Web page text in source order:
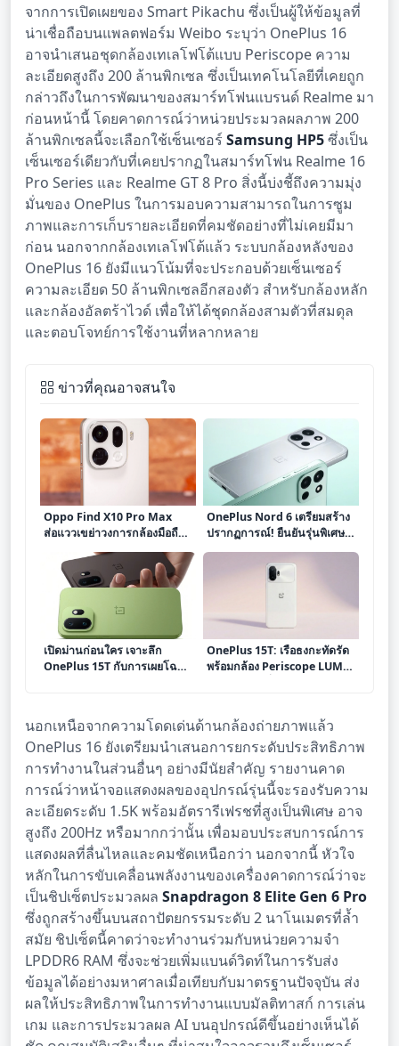
จากการเปิดเผยของ Smart Pikachu ซึ่งเป็นผู้ให้ข้อมูลที่
น่าเชื่อถือบนแพลตฟอร์ม Weibo ระบุว่า OnePlus 16
อาจนำเสนอชุดกล้องเทเลโฟโต้แบบ Periscope ความ
ละเอียดสูงถึง 200 ล้านพิกเซล ซึ่งเป็นเทคโนโลยีที่เคยถูก
กล่าวถึงในการพัฒนาของสมาร์ทโฟนแบรนด์ Realme มา
ก่อนหน้านี้ โดยคาดการณ์ว่าหน่วยประมวลผลภาพ 200
ล้านพิกเซลนี้จะเลือกใช้เซ็นเซอร์ Samsung HP5ซึ่งเป็น
เซ็นเซอร์เดียวกับที่เคยปรากฏในสมาร์ทโฟน Realme 16
Pro Series และ Realme GT 8 Pro สิ่งนี้บ่งชี้ถึงความมุ่ง
มั่นของ OnePlus ในการมอบความสามารถในการซูม
ภาพและการเก็บรายละเอียดที่คมชัดอย่างที่ไม่เคยมีมา
ก่อน นอกจากกล้องเทเลโฟโต้แล้ว ระบบกล้องหลังของ
OnePlus 16 ยังมีแนวโน้มที่จะประกอบด้วยเซ็นเซอร์
ความละเอียด 50 ล้านพิกเซลอีกสองตัว สำหรับกล้องหลัก
และกล้องอัลตร้าไวด์ เพื่อให้ได้ชุดกล้องสามตัวที่สมดุล
และตอบโจทย์การใช้งานที่หลากหลาย
ข่าวที่คุณอาจสนใจ
Oppo Find X10 Pro Max
ส่อแววเขย่าวงการกล้องมือถือ
ด้วยเซ็นเซอร์ 200MP หลายตัว
OnePlus Nord 6 เตรียมสร้าง
ปรากฏการณ์! ยืนยันรุ่นพิเศษ
Naruto Limited Edition
พร้อมสเปกหลุดสุดเร้าใจ
เปิดม่านก่อนใคร เจาะลึก
OnePlus 15T กับการเผยโฉมที่
OnePlus 15T: เรือธงกะทัดรัด
พร้อมกล้อง Periscope LUMO
นอกเหนือจากความโดดเด่นด้านกล้องถ่ายภาพแล้ว
OnePlus 16 ยังเตรียมนำเสนอการยกระดับประสิทธิภาพ
การทำงานในส่วนอื่นๆ อย่างมีนัยสำคัญ รายงานคาด
การณ์ว่าหน้าจอแสดงผลของอุปกรณ์รุ่นนี้จะรองรับความ
ละเอียดระดับ 1.5K พร้อมอัตรารีเฟรชที่สูงเป็นพิเศษ อาจ
สูงถึง 200Hz หรือมากกว่านั้น เพื่อมอบประสบการณ์การ
แสดงผลที่ลื่นไหลและคมชัดเหนือกว่า นอกจากนี้ หัวใจ
หลักในการขับเคลื่อนพลังงานของเครื่องคาดการณ์ว่าจะ
เป็นชิปเซ็ตประมวลผล Snapdragon 8 Elite Gen 6 Pro
ซึ่งถูกสร้างขึ้นบนสถาปัตยกรรมระดับ 2 นาโนเมตรที่ล้ำ
สมัย ชิปเซ็ตนี้คาดว่าจะทำงานร่วมกับหน่วยความจำ
LPDDR6 RAM ซึ่งจะช่วยเพิ่มแบนด์วิดท์ในการรับส่ง
ข้อมูลได้อย่างมหาศาลเมื่อเทียบกับมาตรฐานปัจจุบัน ส่ง
ผลให้ประสิทธิภาพในการทำงานแบบมัลติทาสก์ การเล่น
เกม และการประมวลผล AI บนอุปกรณ์ดีขึ้นอย่างเห็นได้